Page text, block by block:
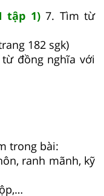
tập 1)7. Tìm từ
182 sgk)
đồng nghĩa với
trong bài:
ranh mãnh, kỹ